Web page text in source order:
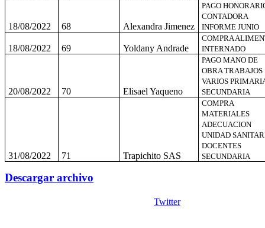
18/08/2022 68 Alexandra Jimenez
PAGO
CONTADORA
INFORME JUNIO
18/08/2022 69 Yoldany Andrade
COMPRA
INTERNADO
20/08/2022 70 Elisael Yaqueno
PAGO MANO DE
OBRA TRABAJOS
VARIOS
SECUNDARIA
31/08/2022 71 Trapichito SAS
COMPRA
MATERIALES
ADECUACION
UNIDAD
DOCENTES
SECUNDARIA
Descargar archivo
Twitter